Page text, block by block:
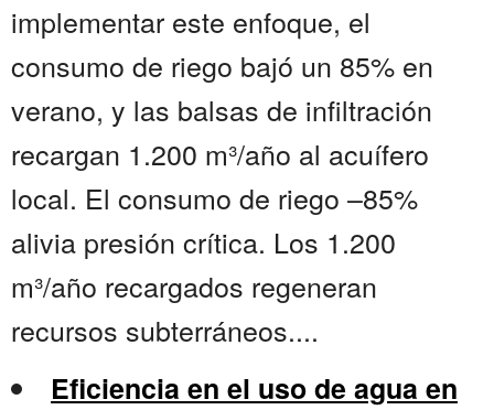
implementar este enfoque, el
consumo de riego bajó un 85% en
verano, y las balsas de infiltración
recargan 1.200 m³/año al acuífero
local. El consumo de riego –85%
alivia presión crítica. Los 1.200
m³/año recargados regeneran
recursos subterráneos....
Eficiencia en el uso de agua en